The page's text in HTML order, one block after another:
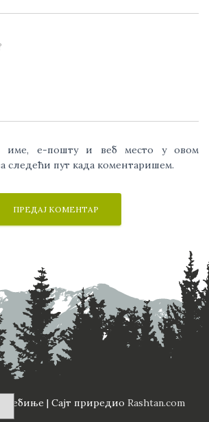
име, е-пошту и веб место у овом
следећи пут када коментаришем.
| Сајт приредио Rashtan.com